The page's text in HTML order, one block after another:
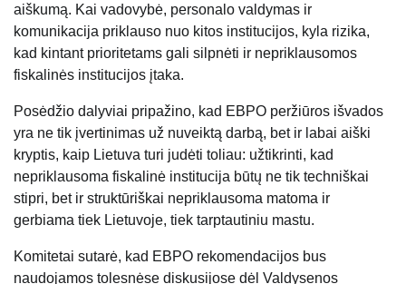
aiškumą. Kai vadovybė, personalo valdymas ir
komunikacija priklauso nuo kitos institucijos, kyla rizika,
kad kintant prioritetams gali silpnėti ir nepriklausomos
fiskalinės institucijos įtaka.
Posėdžio dalyviai pripažino, kad EBPO peržiūros išvados
yra ne tik įvertinimas už nuveiktą darbą, bet ir labai aiški
kryptis, kaip Lietuva turi judėti toliau: užtikrinti, kad
nepriklausoma fiskalinė institucija būtų ne tik techniškai
stipri, bet ir struktūriškai nepriklausoma matoma ir
gerbiama tiek Lietuvoje, tiek tarptautiniu mastu.
Komitetai sutarė, kad EBPO rekomendacijos bus
naudojamos tolesnėse diskusijose dėl Valdysenos